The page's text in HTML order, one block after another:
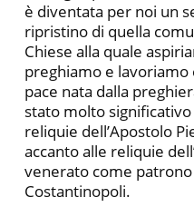
è diventata per noi un
ripristino di quella
Chiese alla quale
preghiamo e
pace nata dalla
stato molto
reliquie dell’Apostolo
accanto alle reliquie
venerato come
Costantinopoli.